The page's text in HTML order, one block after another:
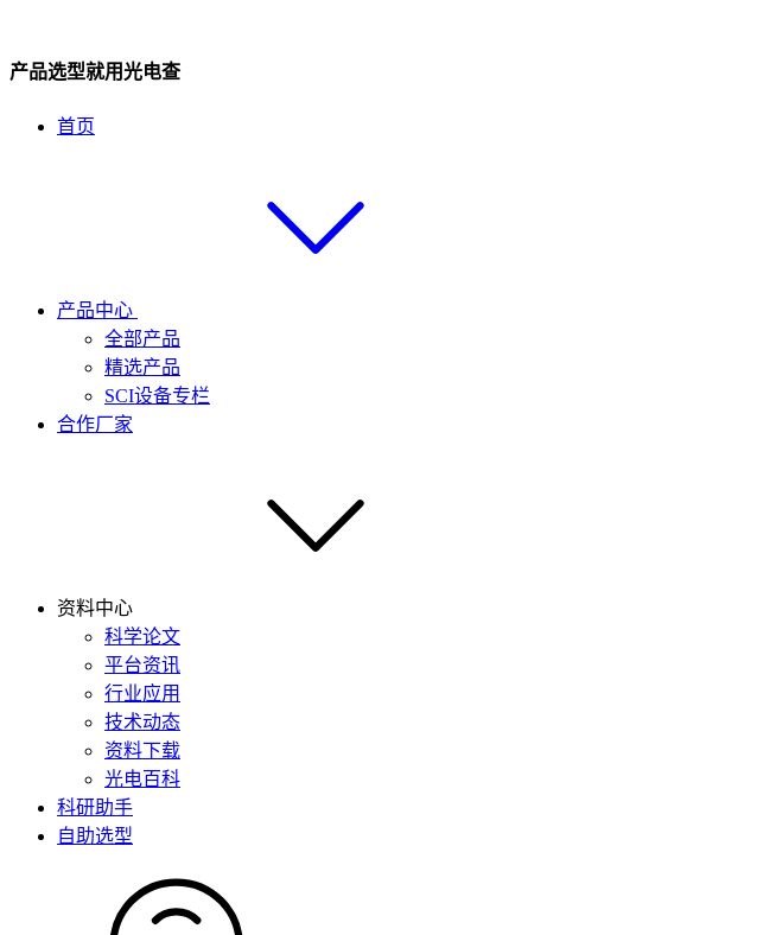
产品选型就用光电查
首页
产品中心
全部产品
精选产品
SCI设备专栏
合作厂家
资料中心
科学论文
平台资讯
行业应用
技术动态
资料下载
光电百科
科研助手
自助选型